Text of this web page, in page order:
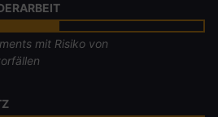
mit Risiko von